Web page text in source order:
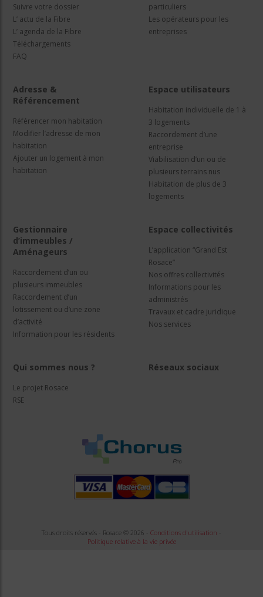
Suivre votre dossier
L’ actu de la Fibre
L’ agenda de la Fibre
Téléchargements
FAQ
particuliers
Les opérateurs pour les
entreprises
Adresse &
Référencement
Référencer mon habitation
Modifier l’adresse de mon
habitation
Ajouter un logement à mon
habitation
Espace utilisateurs
Habitation individuelle de 1 à
3 logements
Raccordement d’une
entreprise
Viabilisation d’un ou de
plusieurs terrains nus
Habitation de plus de 3
logements
Gestionnaire
d’immeubles /
Aménageurs
Raccordement d’un ou
plusieurs immeubles
Raccordement d’un
lotissement ou d’une zone
d’activité
Information pour les résidents
Espace collectivités
L’application “Grand Est
Rosace”
Nos offres collectivités
Informations pour les
administrés
Travaux et cadre juridique
Nos services
Qui sommes nous ?
Le projet Rosace
RSE
Réseaux sociaux
Tous droits réservés - Rosace © 2026 - Conditions d'utilisation -
Politique relative à la vie privée